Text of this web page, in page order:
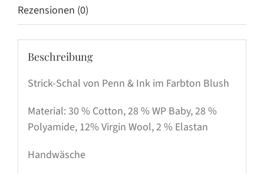
Rezensionen (0)
Beschreibung
Strick-Schal von Penn & Ink im Farbton Blush
Material: 30 % Cotton, 28 % WP Baby, 28 %
Polyamide, 12% Virgin Wool, 2 % Elastan
Handwäsche